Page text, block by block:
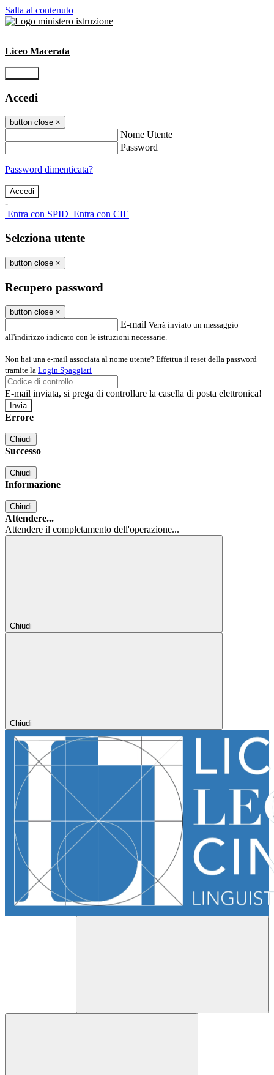
Salta al contenuto
Liceo Macerata
Accedi
button close ×
Nome Utente
Password
Password dimenticata?
-
Entra con SPID Entra con CIE
Seleziona utente
button close ×
Recupero password
button close ×
E-mail Verrà inviato un messaggio
all'indirizzo indicato con le istruzioni necessarie.
Non hai una e-mail associata al nome utente? Effettua il reset della password
tramite la Login Spaggiari
E-mail inviata, si prega di controllare la casella di posta elettronica!
Errore
Chiudi
Successo
Chiudi
Informazione
Chiudi
Attendere...
Attendere il completamento dell'operazione...
Chiudi
Chiudi